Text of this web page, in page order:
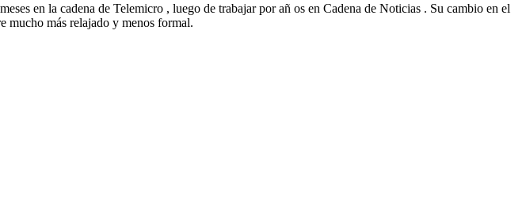
en la cadena de Telemicro , luego de trabajar por añ os en Cadena de Noticias . Su cambio en el
mucho más relajado y menos formal.